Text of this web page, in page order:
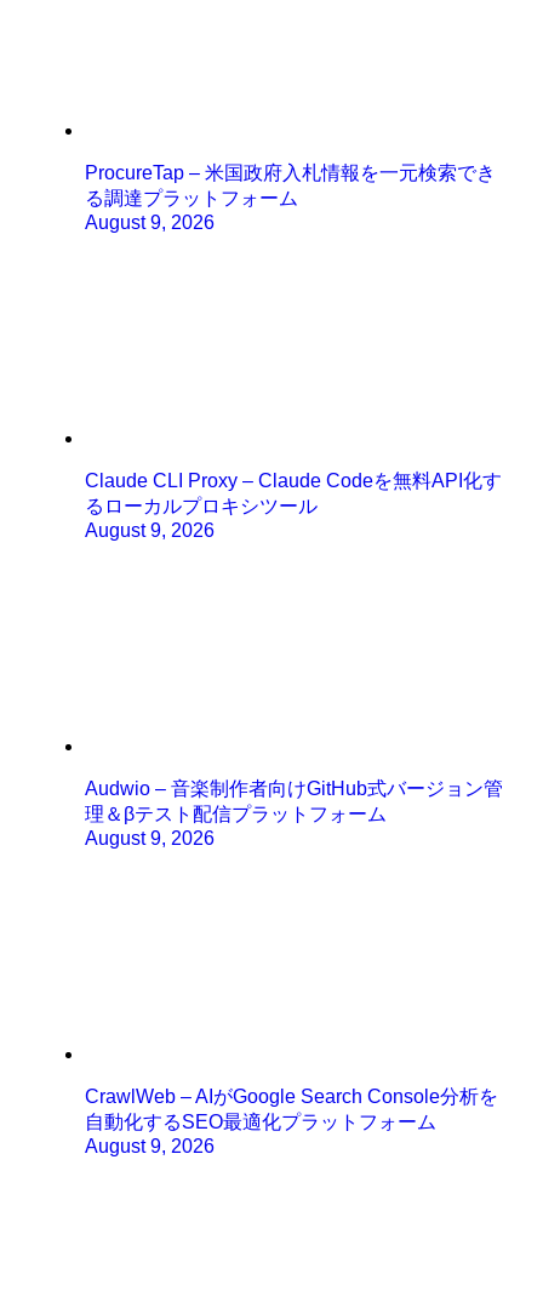
ProcureTap – 米国政府入札情報を一元検索でき
る調達プラットフォーム
August 9, 2026
Claude CLI Proxy – Claude Codeを無料API化す
るローカルプロキシツール
August 9, 2026
Audwio – 音楽制作者向けGitHub式バージョン管
理＆βテスト配信プラットフォーム
August 9, 2026
CrawlWeb – AIがGoogle Search Console分析を
自動化するSEO最適化プラットフォーム
August 9, 2026